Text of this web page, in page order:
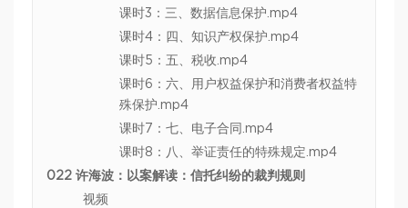
课时3：三、数据信息保护.mp4
课时4：四、知识产权保护.mp4
课时5：五、税收.mp4
课时6：六、用户权益保护和消费者权益特
殊保护.mp4
课时7：七、电子合同.mp4
课时8：八、举证责任的特殊规定.mp4
022 许海波：以案解读：信托纠纷的裁判规则
视频